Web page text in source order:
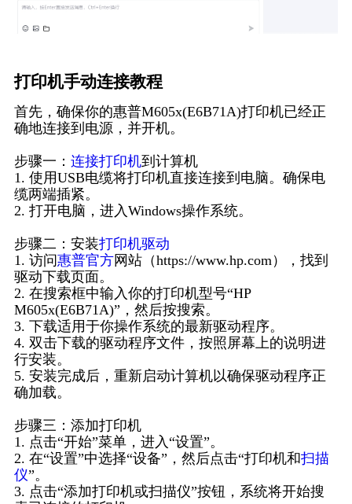
打印机手动连接教程
首先，确保你的惠普M605x(E6B71A)打印机已经正
确地连接到电源，并开机。
步骤一： 连接打印机到计算机
1. 使用USB电缆将打印机直接连接到电脑。确保电
缆两端插紧。
2. 打开电脑，进入Windows操作系统。
步骤二：安装打印机驱动
1. 访问惠普官方网站（https://www.hp.com），找到
驱动下载页面。
2. 在搜索框中输入你的打印机型号“HP
M605x(E6B71A)”，然后按搜索。
3. 下载适用于你操作系统的最新驱动程序。
4. 双击下载的驱动程序文件，按照屏幕上的说明进
行安装。
5. 安装完成后，重新启动计算机以确保驱动程序正
确加载。
步骤三：添加打印机
1. 点击“开始”菜单，进入“设置”。
2. 在“设置”中选择“设备”，然后点击“打印机和扫描
仪”。
3. 点击“添加打印机或扫描仪”按钮，系统将开始搜